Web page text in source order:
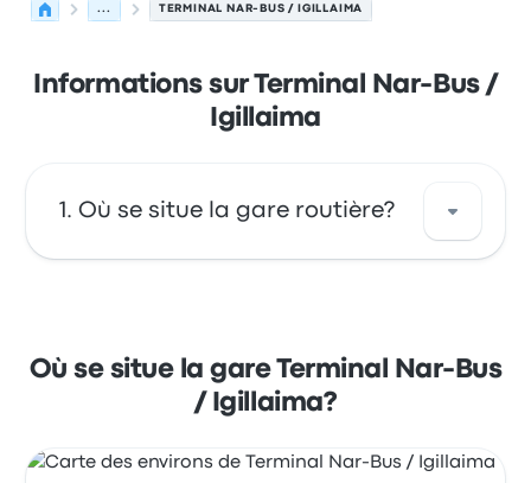
... TERMINAL NAR-BUS / IGILLAIMA
Informations sur Terminal Nar-Bus /
Igillaima
Où se situe la gare routière?
Araucanía Chile. Consultez cet arrêt de bus
situé dans la ville de Temuco sur cette carte.
Où se situe la gare Terminal Nar-Bus
/ Igillaima?